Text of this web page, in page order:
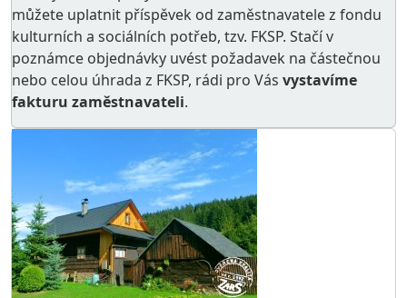
můžete uplatnit příspěvek od zaměstnavatele z fondu
kulturních a sociálních potřeb, tzv. FKSP. Stačí v
poznámce objednávky uvést požadavek na částečnou
nebo celou úhrada z FKSP, rádi pro Vás vystavíme
fakturu zaměstnavateli.